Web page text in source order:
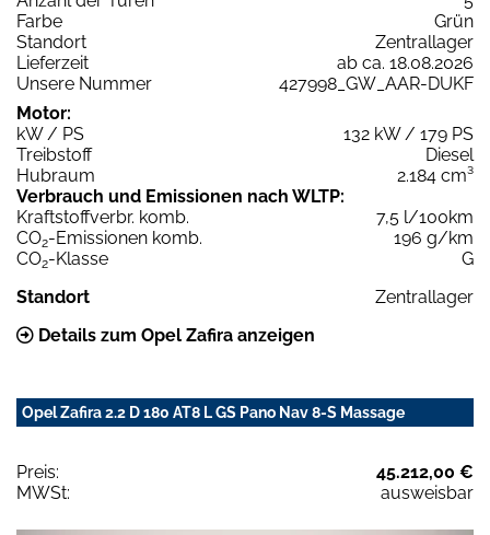
Farbe
Grün
Standort
Zentrallager
Lieferzeit
ab ca. 18.08.2026
Unsere Nummer
427998_GW_AAR-DUKF
Motor:
kW / PS
132 kW / 179 PS
Treibstoff
Diesel
Hubraum
2.184 cm³
Verbrauch und Emissionen nach WLTP:
Kraftstoffverbr. komb.
7,5 l/100km
CO2-Emissionen komb.
196 g/km
CO2-Klasse
G
Standort
Zentrallager
Details zum Opel Zafira anzeigen
Opel Zafira 2.2 D 180 AT8 L GS Pano Nav 8-S Massage
Preis:
45.212,00 €
MWSt:
ausweisbar